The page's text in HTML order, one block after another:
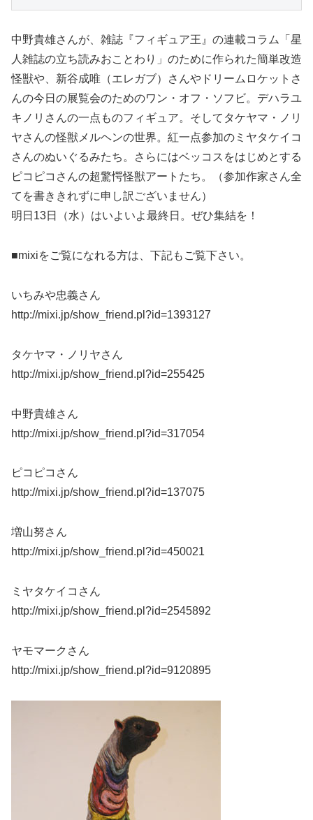
中野貴雄さんが、雑誌『フィギュア王』の連載コラム「星
人雑誌の立ち読みおことわり」のために作られた簡単改造
怪獣や、新谷成唯（エレガブ）さんやドリームロケットさ
んの今日の展覧会のためのワン・オフ・ソフビ。デハラユ
キノリさんの一点ものフィギュア。そしてタケヤマ・ノリ
ヤさんの怪獣メルヘンの世界。紅一点参加のミヤタケイコ
さんのぬいぐるみたち。さらにはベッコスをはじめとする
ピコピコさんの超驚愕怪獣アートたち。（参加作家さん全
てを書ききれずに申し訳ございません）
明日13日（水）はいよいよ最終日。ぜひ集結を！
■mixiをご覧になれる方は、下記もご覧下さい。
いちみや忠義さん
http://mixi.jp/show_friend.pl?id=1393127
タケヤマ・ノリヤさん
http://mixi.jp/show_friend.pl?id=255425
中野貴雄さん
http://mixi.jp/show_friend.pl?id=317054
ピコピコさん
http://mixi.jp/show_friend.pl?id=137075
増山努さん
http://mixi.jp/show_friend.pl?id=450021
ミヤタケイコさん
http://mixi.jp/show_friend.pl?id=2545892
ヤモマークさん
http://mixi.jp/show_friend.pl?id=9120895